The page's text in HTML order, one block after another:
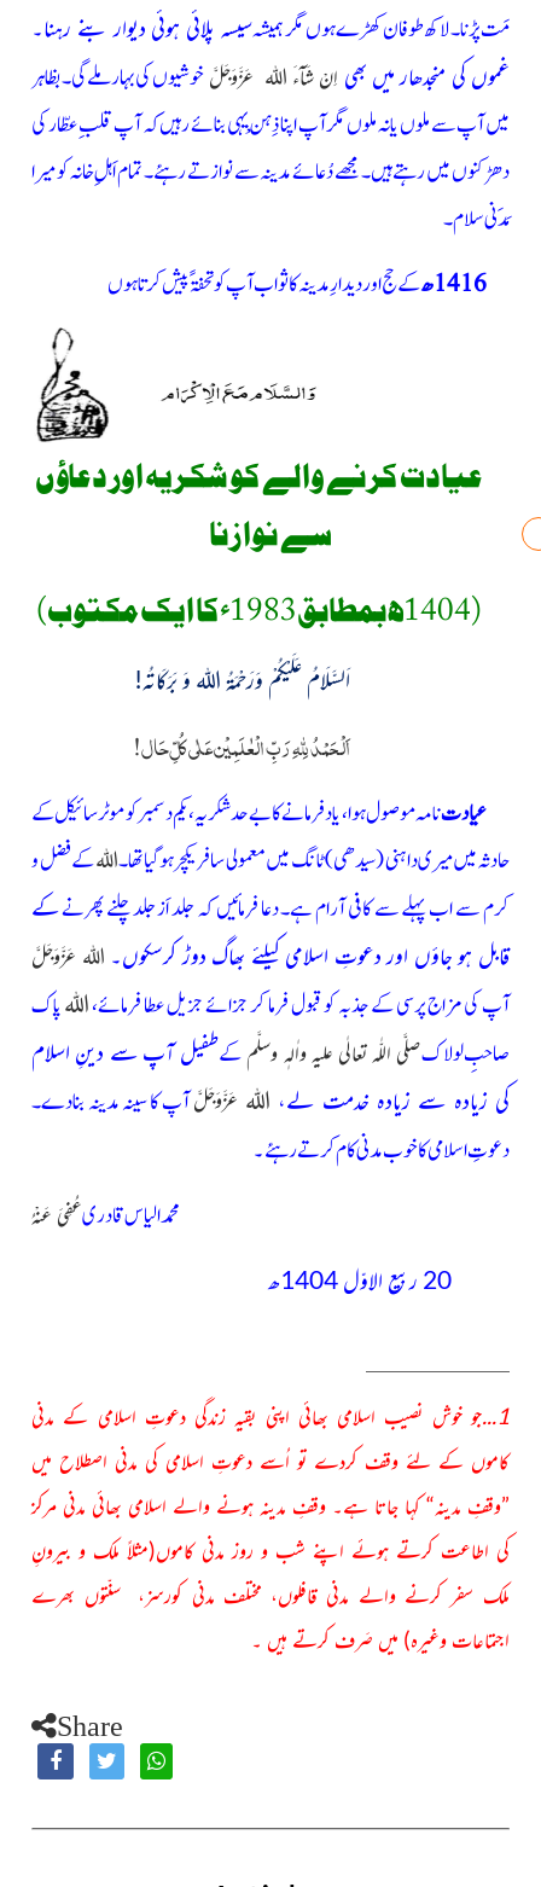
مَت پڑنا۔ لاکھ طوفان کھڑے ہوں مگر ہمیشہسیسہ پلائی ہوئی دیوار بنے رہنا۔
غموں کی منجدھار میں بھی اِنْ شَآءَ اللہ عَزَّوَجَلَّ خوشیوں کی بہار ملے گی۔ بظاہر
میں آپ سے ملوں یا نہ ملوں مگر آپ اپنا ذِہْن یہی بنائے رہیں کہ آپ قلبِ عطّار کی
دھڑکنوں میں رہتے ہیں۔ مجھے دُعائے مدینہ سے نوازتے رہئے۔ تمام اَہلِ خانہ کو میرا
مَدَنی سلام۔
1416ھ کے حج اور دیدارِ مدینہ کا ثواب آپ کو تحفۃً پیش کرتا ہوں
عیادت کرنے والے کو شکریہ اور دعاؤں
سے نوازنا
(1404ھ بمطابق1983ءکا ایک مکتوب)
اَلسَّلَامُ عَلَیْکُمْ وَرَحْمَۃُ اللہ وَ بَرَکَاتُہ!
اَلْحَمْدُ لِلّٰہِ رَبِّ الْعٰلَمِیْن عَلٰی کُلِّ حَال!
عیادتنامہ موصول ہوا، یاد فرمانے کا بے حد شکریہ، یکم دسمبر کو موٹر سائیکل کے
حادثہ میں میری داہنی(سیدھی)ٹانگ میںمعمولی سا فریکچر ہوگیا تھا۔اللہکے فضل و
کرم سے اب پہلےسے کافی آرام ہے۔ دعا فرمائیں کہ جلد اَز جلد چلنے پھرنےکے
قابل ہو جاؤں اور دعوتِ اسلامی کیلئے بھاگ دوڑ کرسکوں۔ اللہ عَزَّوَجَلَّ
آپ کی مزاج پرسی کے جذبہ کو قبول فرما کر جزائے جزیل عطا فرمائے،اللہپاک
صاحبِ لولاکصلَّی اللّٰہ تعالٰی علیہِ واٰلہٖ وسلَّم کےطفیل آپ سے دینِ اسلام
کی زیادہ سے زیادہ خدمت لے، اللہ عَزَّوَجَلَّآپ کا سینہ مدینہ بنادے۔
دعوتِ اسلامی کا خوب مدنی کام کرتے رہئے۔
محمد الیاسقادریعُفِیَ عَنْہُ
20 ربیع الاوّل 1404ھ
1... جو خوش نصیب اسلامی بھائی اپنی بقیہ زندگی دعوتِ اسلامی کے مدنی
کاموں کے لئے وقف کردے تو اُسے دعوتِ اسلامی کی مدنی اصطلاح میں
”وقفِ مدینہ“ کہا جاتا ہے۔ وقفِ مدینہ ہونے والے اسلامی بھائی مدنی مرکز
کی اطاعت کرتے ہوئے اپنے شب و روز مدنی کاموں(مثلاً ملک و بیرونِ
ملک سفر کرنے والے مدنی قافلوں، مختلف مدنی کورسز، سنّتوں بھرے
اجتماعات وغیرہ) میں صَرف کرتے ہیں ۔
Share